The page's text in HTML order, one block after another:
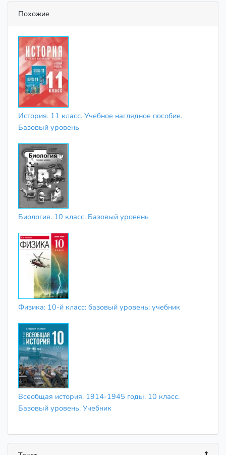
Похожие
История. 11 класс. Учебное наглядное пособие.
Базовый уровень
Биология. 10 класс. Базовый уровень
Физика: 10-й класс: базовый уровень: учебник
Всеобщая история. 1914-1945 годы. 10 класс.
Базовый уровень. Учебник